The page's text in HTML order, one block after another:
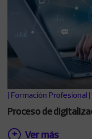
| Formación Profesional |
Proceso de
Ver más